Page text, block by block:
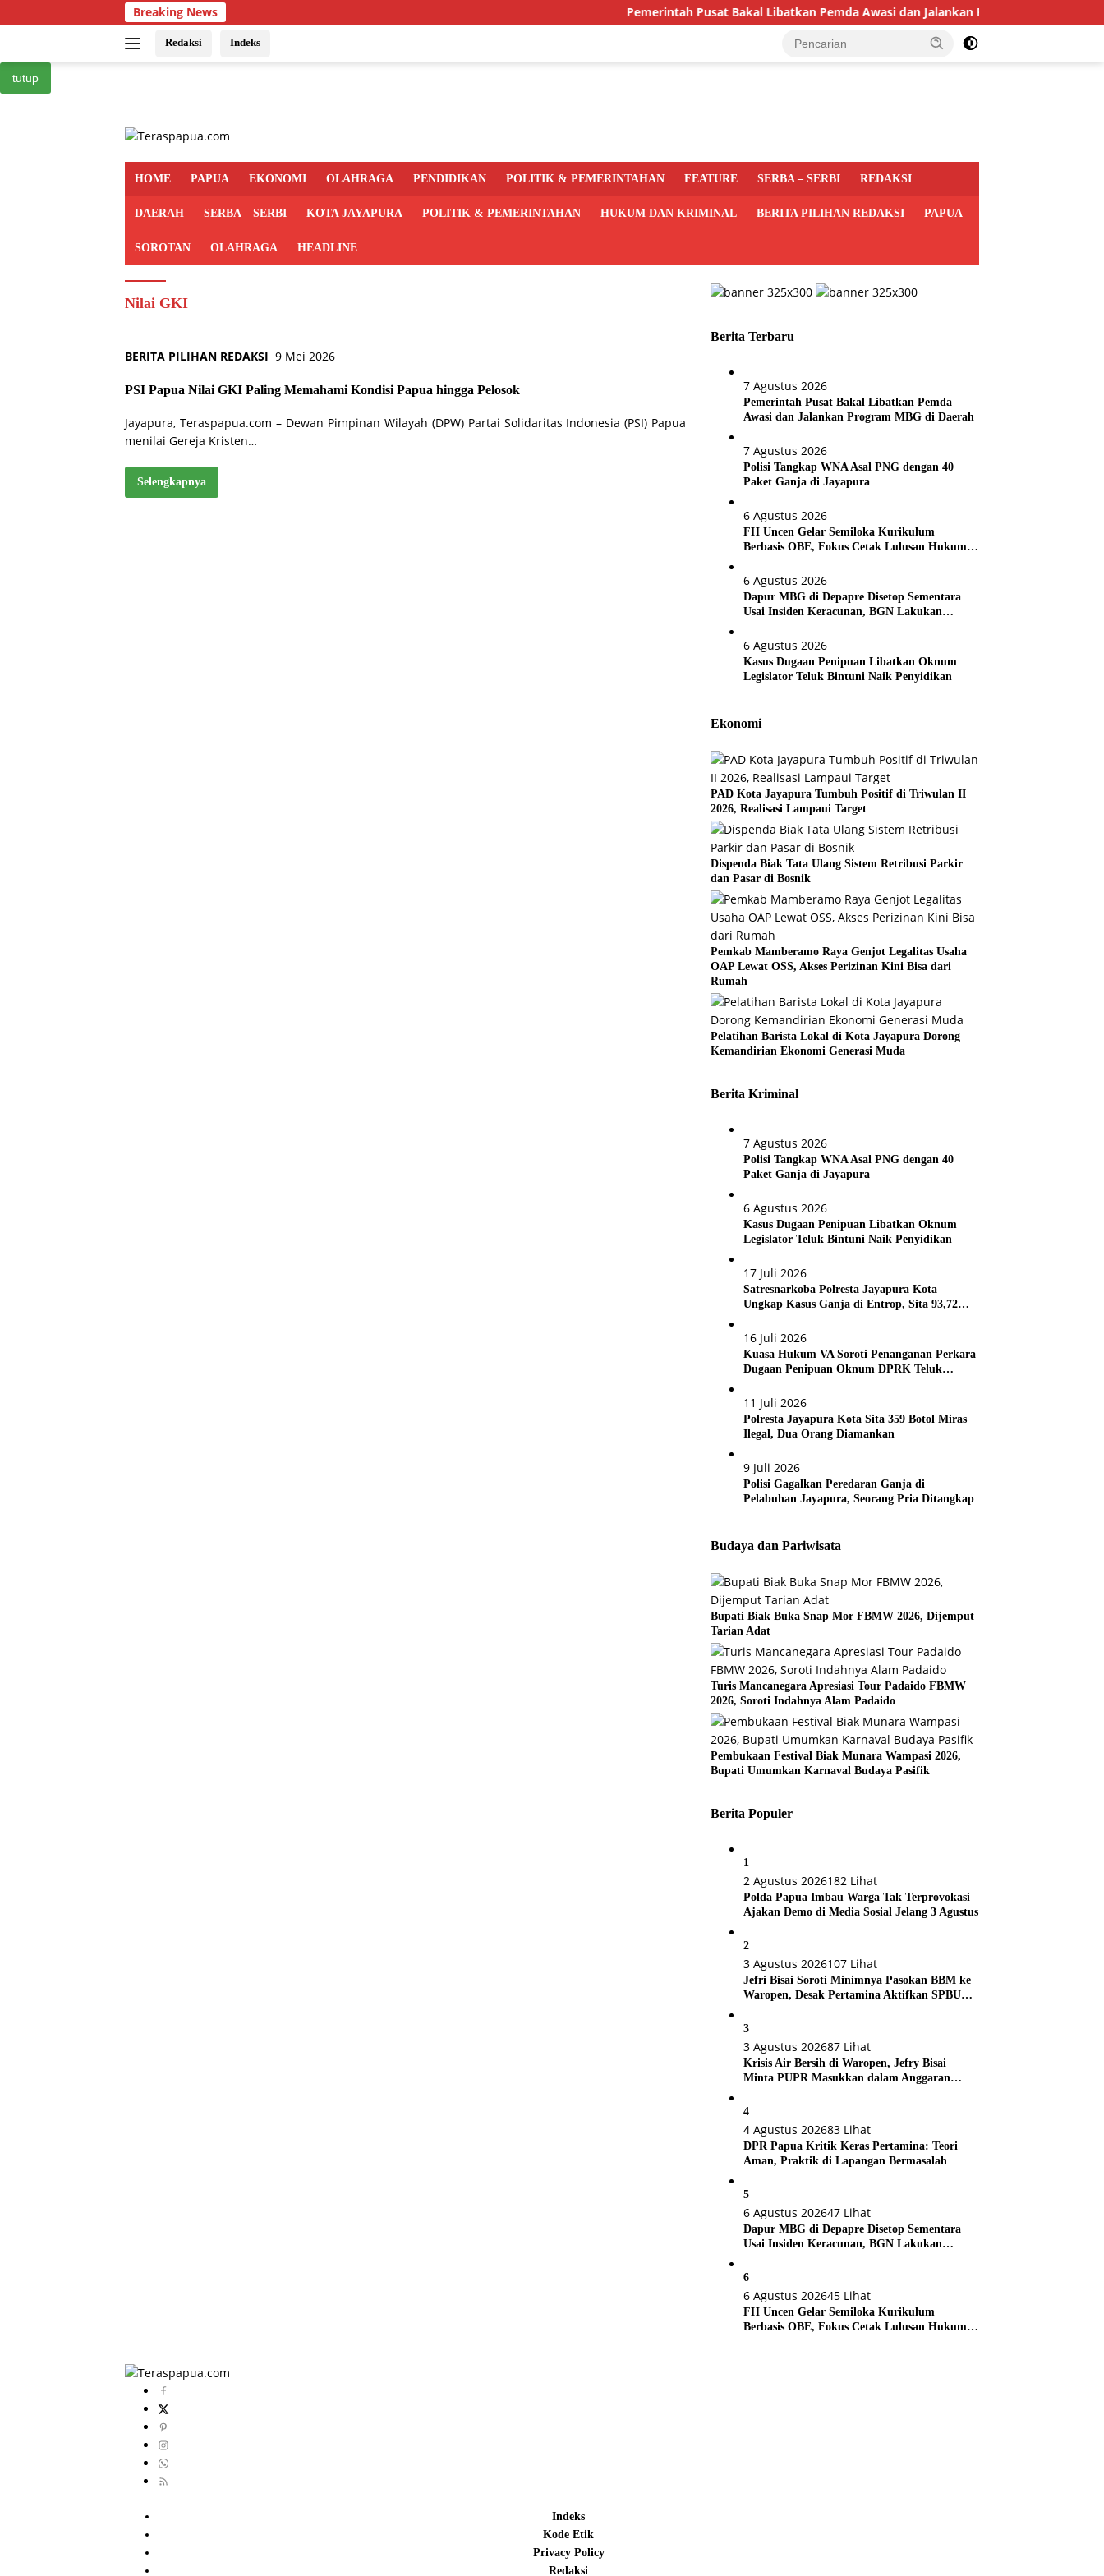
ke
Breaking News Pemerintah Pusat Bakal Libatkan Pemda Awasi dan Jalankan Program MBG di Daerah
Redaksi Indeks
tutup
HOME PAPUA EKONOMI OLAHRAGA PENDIDIKAN POLITIK & PEMERINTAHAN FEATURE SERBA – SERBI REDAKSI
DAERAH SERBA – SERBI KOTA JAYAPURA POLITIK & PEMERINTAHAN HUKUM DAN KRIMINAL BERITA PILIHAN REDAKSI PAPUA
SOROTAN OLAHRAGA HEADLINE
Nilai GKI
BERITA PILIHAN REDAKSI 9 Mei 2026
PSI Papua Nilai GKI Paling Memahami Kondisi Papua hingga Pelosok
Jayapura, Teraspapua.com – Dewan Pimpinan Wilayah (DPW) Partai Solidaritas Indonesia (PSI) Papua
menilai Gereja Kristen…
Selengkapnya
Berita Terbaru
7 Agustus 2026
Pemerintah Pusat Bakal Libatkan Pemda
Awasi dan Jalankan Program MBG di Daerah
7 Agustus 2026
Polisi Tangkap WNA Asal PNG dengan 40
Paket Ganja di Jayapura
6 Agustus 2026
FH Uncen Gelar Semiloka Kurikulum
Berbasis OBE, Fokus Cetak Lulusan Hukum
6 Agustus 2026
Dapur MBG di Depapre Disetop Sementara
Usai Insiden Keracunan, BGN Lakukan
6 Agustus 2026
Kasus Dugaan Penipuan Libatkan Oknum
Legislator Teluk Bintuni Naik Penyidikan
Ekonomi
PAD Kota Jayapura Tumbuh Positif di Triwulan II
2026, Realisasi Lampaui Target
Dispenda Biak Tata Ulang Sistem Retribusi Parkir
dan Pasar di Bosnik
Pemkab Mamberamo Raya Genjot Legalitas Usaha
OAP Lewat OSS, Akses Perizinan Kini Bisa dari
Rumah
Pelatihan Barista Lokal di Kota Jayapura Dorong
Kemandirian Ekonomi Generasi Muda
Berita Kriminal
7 Agustus 2026
Polisi Tangkap WNA Asal PNG dengan 40
Paket Ganja di Jayapura
6 Agustus 2026
Kasus Dugaan Penipuan Libatkan Oknum
Legislator Teluk Bintuni Naik Penyidikan
17 Juli 2026
Satresnarkoba Polresta Jayapura Kota
Ungkap Kasus Ganja di Entrop, Sita 93,72
16 Juli 2026
Kuasa Hukum VA Soroti Penanganan Perkara
Dugaan Penipuan Oknum DPRK Teluk
11 Juli 2026
Polresta Jayapura Kota Sita 359 Botol Miras
Ilegal, Dua Orang Diamankan
9 Juli 2026
Polisi Gagalkan Peredaran Ganja di
Pelabuhan Jayapura, Seorang Pria Ditangkap
Budaya dan Pariwisata
Bupati Biak Buka Snap Mor FBMW 2026, Dijemput
Tarian Adat
Turis Mancanegara Apresiasi Tour Padaido FBMW
2026, Soroti Indahnya Alam Padaido
Pembukaan Festival Biak Munara Wampasi 2026,
Bupati Umumkan Karnaval Budaya Pasifik
Berita Populer
1
2 Agustus 2026182 Lihat
Polda Papua Imbau Warga Tak Terprovokasi
Ajakan Demo di Media Sosial Jelang 3 Agustus
2
3 Agustus 2026107 Lihat
Jefri Bisai Soroti Minimnya Pasokan BBM ke
Waropen, Desak Pertamina Aktifkan SPBU
3
3 Agustus 202687 Lihat
Krisis Air Bersih di Waropen, Jefry Bisai
Minta PUPR Masukkan dalam Anggaran
4
4 Agustus 202683 Lihat
DPR Papua Kritik Keras Pertamina: Teori
Aman, Praktik di Lapangan Bermasalah
5
6 Agustus 202647 Lihat
Dapur MBG di Depapre Disetop Sementara
Usai Insiden Keracunan, BGN Lakukan
6
6 Agustus 202645 Lihat
FH Uncen Gelar Semiloka Kurikulum
Berbasis OBE, Fokus Cetak Lulusan Hukum
Indeks
Kode Etik
Privacy Policy
Redaksi